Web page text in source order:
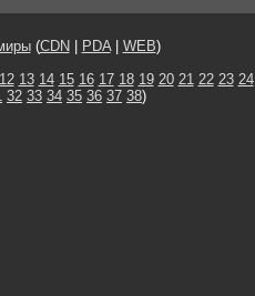
(CDN| PDA| WEB)
12 13 14 15 16 17 18 19 20 21 22 23 24
32 33 34 35 36 37 38)